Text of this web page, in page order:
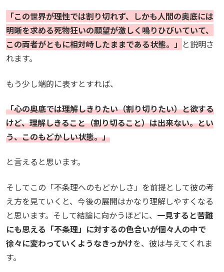
「この世界が理性では割り切れず、しかも人間の奥底には
明晰を求める死物狂いの願望が激しく鳴りひびいていて、
この両者がともに相対峙したままである状態。」 と説明さ
れます。
もう少し端的に表すとすれば、
「心の奥底では理解しきりたい（割り切りたい）と欲する
けど、理解しきること（割り切ること）は出来ない。とい
う、このもどかしい状態。」
と言えると思います。
そしてこの「不条理へのもどかしさ」を前提として彼の考
え方を見ていくと、今後の展開はかなり理解しやすくなる
と思います。そして結論に向かうほどに、 一見すると苦難
にも思える「不条理」に対するの色合いが個々人の中で
徐々に変わっていくようなきっかけを、彼は与えてくれま
す。